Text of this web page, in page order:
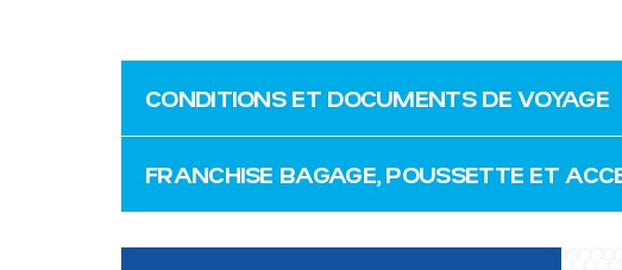
CONDITIONS ET DOCUMENTS DE VOYAGE
FRANCHISE BAGAGE, POUSSETTE ET